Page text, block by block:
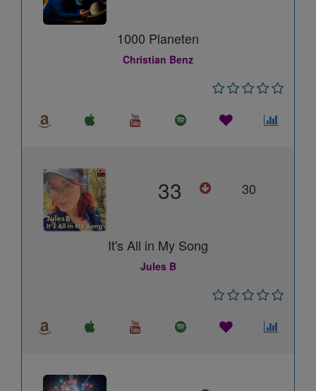
1000 Planeten
Christian Benz
33 30
It's All in My Song
Jules B